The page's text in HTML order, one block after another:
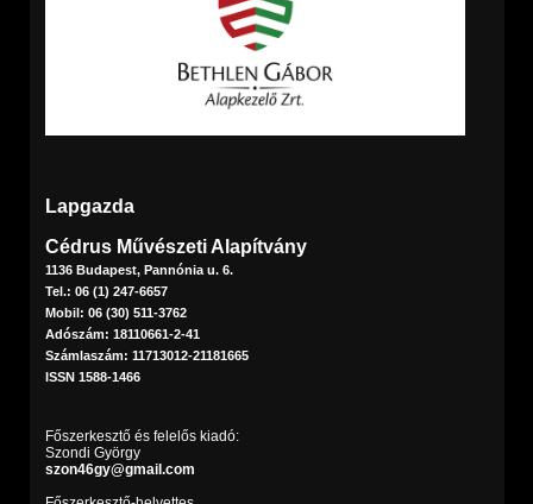
Lapgazda
Cédrus Művészeti Alapítvány
1136 Budapest, Pannónia u. 6.
Tel.: 06 (1) 247-6657
Mobil: 06 (30) 511-3762
Adószám: 18110661-2-41
Számlaszám: 11713012-21181665
ISSN 1588-1466
Főszerkesztő és felelős kiadó:
Szondi György
szon46gy@gmail.com